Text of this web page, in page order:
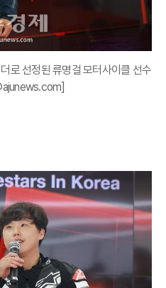
로 선정된 류명걸 모터사이클 선수